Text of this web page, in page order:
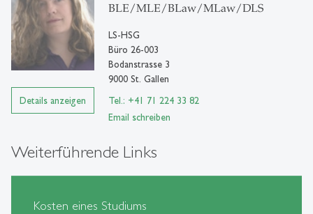
Details anzeigen
BLE/MLE/BLaw/MLaw/DLS
LS-HSG
Büro 26-003
Bodanstrasse 3
9000 St. Gallen
Tel.: +41 71 224 33 82
Email schreiben
Weiterführende Links
Kosten eines Studiums